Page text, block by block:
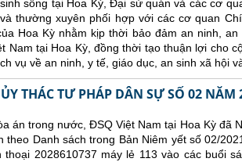
sống tại Hoa Kỳ,Đại sứ quán và các cơ
thường xuyên phối hợpvới cáccơ quan
Hoa Kỳ nhằm kịp thời bảo đảm an ninh,
Nam tại Hoa Kỳ, đồng thời tạo thuận lợi cho
vụ về an ninh, y tế, giáo dục, an sinh xã hội
THÁC TƯ PHÁP DÂN SỰ SỐ 02 NĂM
án trong nước, ĐSQ Việt Nam tại Hoa Kỳ đã
theo Danh sách trong Bản Niêm yết số 02/
thoại 2028610737 máy lẻ 113 vào các buổi